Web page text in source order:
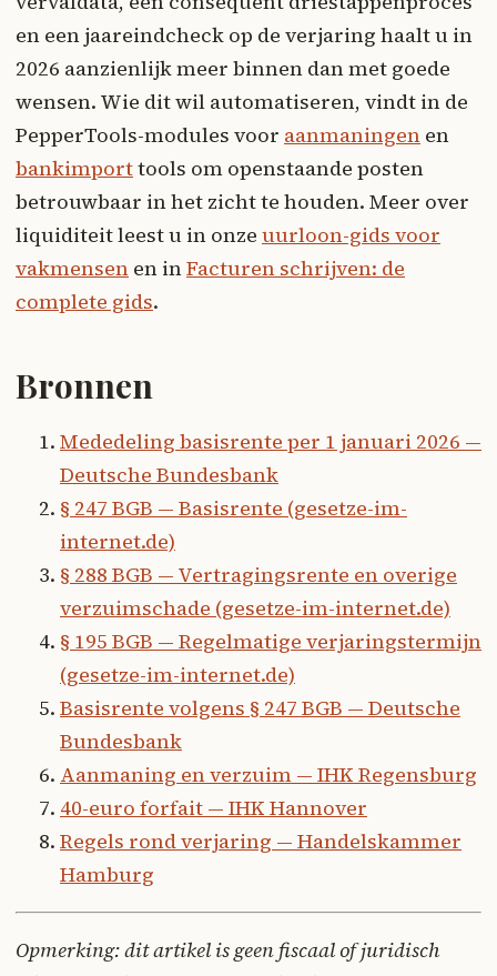
en een jaareindcheck op de verjaring haalt u in
2026 aanzienlijk meer binnen dan met goede
wensen. Wie dit wil automatiseren, vindt in de
PepperTools-modules voor aanmaningen en
bankimporttools om openstaande posten
betrouwbaar in het zicht te houden. Meer over
liquiditeit leest u in onze uurloon-gids voor
vakmensen en inFacturen schrijven: de
complete gids.
Bronnen
Mededeling basisrente per 1 januari 2026 —
Deutsche Bundesbank
§ 247 BGB — Basisrente (gesetze-im-
internet.de)
§ 288 BGB — Vertragingsrente en overige
verzuimschade (gesetze-im-internet.de)
§ 195 BGB — Regelmatige verjaringstermijn
(gesetze-im-internet.de)
Basisrente volgens § 247 BGB — Deutsche
Bundesbank
Aanmaning en verzuim — IHK Regensburg
40-euro forfait — IHK Hannover
Regels rond verjaring — Handelskammer
Hamburg
Opmerking: dit artikel is geen fiscaal of juridisch